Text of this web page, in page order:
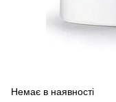
Немає в наявності